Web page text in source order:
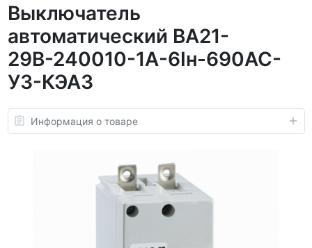
Выключатель
автоматический ВА21-
29В-240010-1А-6Iн-690AC-
У3-КЭАЗ
Информация о товаре